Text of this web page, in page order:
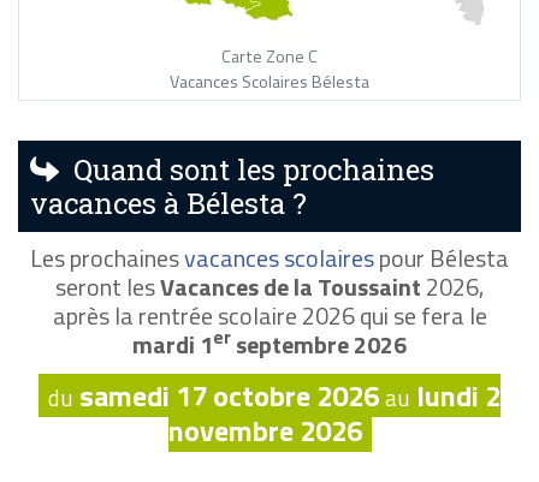
Carte Zone C
Vacances Scolaires Bélesta
Quand sont les prochaines
vacances à Bélesta ?
Les prochainesvacances scolairespour Bélesta
seront lesVacances de la Toussaint2026,
après la rentrée scolaire 2026 qui se fera le
mardi 1er septembre 2026
du samedi 17 octobre 2026au lundi 2
novembre 2026